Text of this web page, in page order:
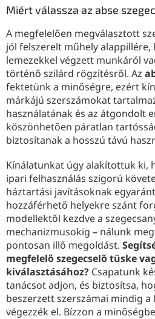
l
á
d
a
c
í
p
r
v
k
y
v
ý
p
i
s
u
Miért válassza az abse
A megfelelően megválasztott
jól felszerelt műhely alappillére,
lemezekkel végzett munkáról
történő szilárd rögzítésről. Az
fektetünk a minőségre, ezért
márkájú szerszámokat
használatának és az átgondolt
köszönhetően páratlan
biztosítanak a hosszú távú
Kínálatunkat úgy alakítottuk ki,
ipari felhasználás szigorú
háztartási javításoknak
hozzáférhető helyekre szánt
modellektől kezdve a
mechanizmusokig – nálunk
pontosan illő megoldást.
megfelelő szegecselő tüske
kiválasztásához? Csapatunk
tanácsot adjon, és biztosítsa,
beszerzett szerszámai mindig
végezzék el. Bízzon a